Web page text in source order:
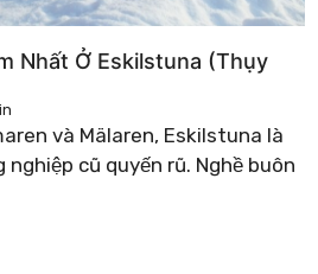
Nhất Ở Eskilstuna (Thụy
và Mälaren, Eskilstuna là
cũ quyến rũ. Nghề buôn